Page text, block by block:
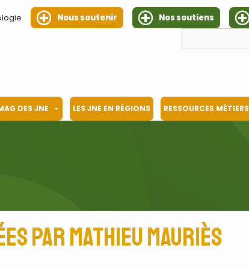
Nous soutenir Nos soutiens
DES JNE LES JNE EN RÉGIONS RESSOURCES MÉTIERS
par Mathieu Mauriès